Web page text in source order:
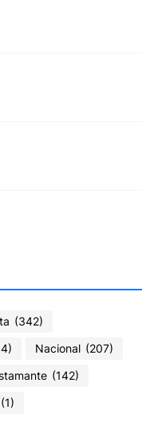
(342)
Nacional (207)
(142)
(1)